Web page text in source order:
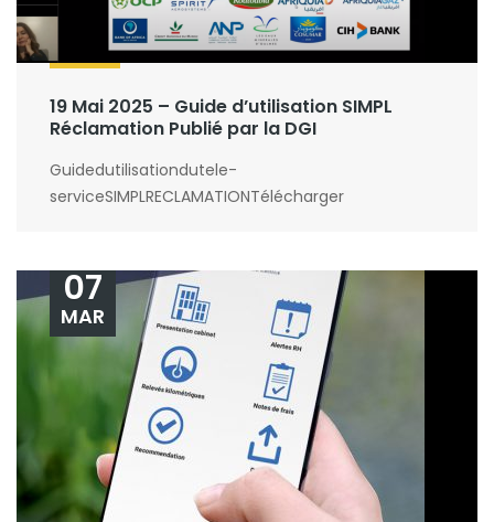
19 Mai 2025 – Guide d’utilisation SIMPL
Réclamation Publié par la DGI
Guidedutilisationdutele-
serviceSIMPLRECLAMATIONTélécharger
07
MAR